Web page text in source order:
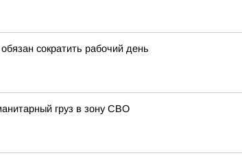
сократить рабочий день
груз в зону СВО